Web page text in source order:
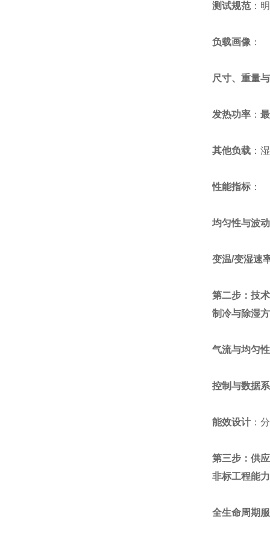
测试规范：
负载画像 ：
尺寸、重量
发热功率：
其他负载：
性能指标：
均匀性与波
变温/变湿速
第二步：技
制冷与除湿
气流与均匀
控制与数据
能效设计：
第三步：供
非标工程能力
全生命周期